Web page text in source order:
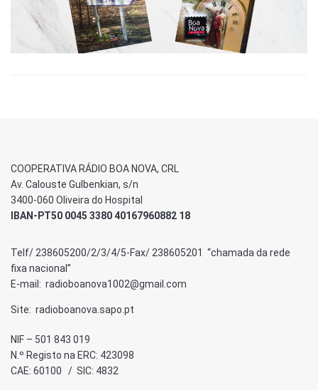
COOPERATIVA RÁDIO BOA NOVA, CRL
Av. Calouste Gulbenkian, s/n
3400-060 Oliveira do Hospital
IBAN-PT50 0045 3380 40167960882 18
Telf/ 238605200/2/3/4/5-Fax/ 238605201 “chamada da rede
fixa nacional”
E-mail: radioboanova1002@gmail.com
Site: radioboanova.sapo.pt
NIF – 501 843 019
N.º Registo na ERC: 423098
CAE: 60100 / SIC: 4832